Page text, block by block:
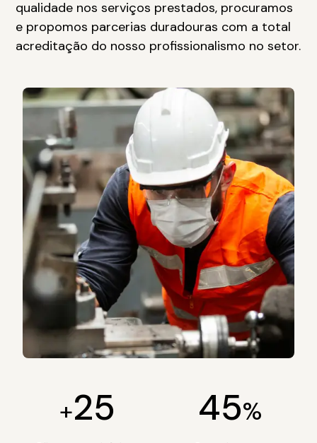
qualidade nos serviços prestados, procuramos
e propomos parcerias duradouras com a total
acreditação do nosso profissionalismo no setor.
+25 45%